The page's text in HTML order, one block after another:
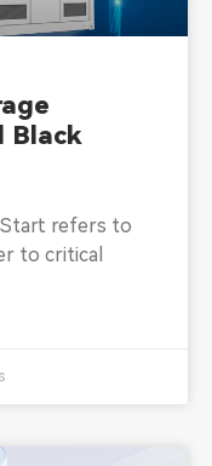
Black
Start refers to
to critical